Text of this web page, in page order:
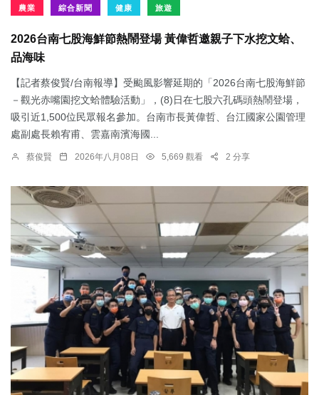
農業 綜合新聞 健康 旅遊
2026台南七股海鮮節熱鬧登場 黃偉哲邀親子下水挖文蛤、
品海味
【記者蔡俊賢/台南報導】受颱風影響延期的「2026台南七股海鮮節
－觀光赤嘴園挖文蛤體驗活動」，(8)日在七股六孔碼頭熱鬧登場，
吸引近1,500位民眾報名參加。台南市長黃偉哲、台江國家公園管理
處副處長賴宥甫、雲嘉南濱海國...
蔡俊賢 2026年八月08日 5,669 觀看 2 分享